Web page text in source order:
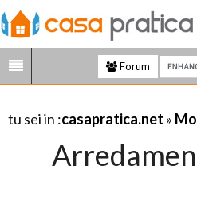
Forum
tu sei in :casapratica.net »